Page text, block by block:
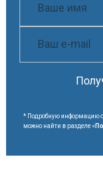
* Подробную информацию
можно найти в разделе «